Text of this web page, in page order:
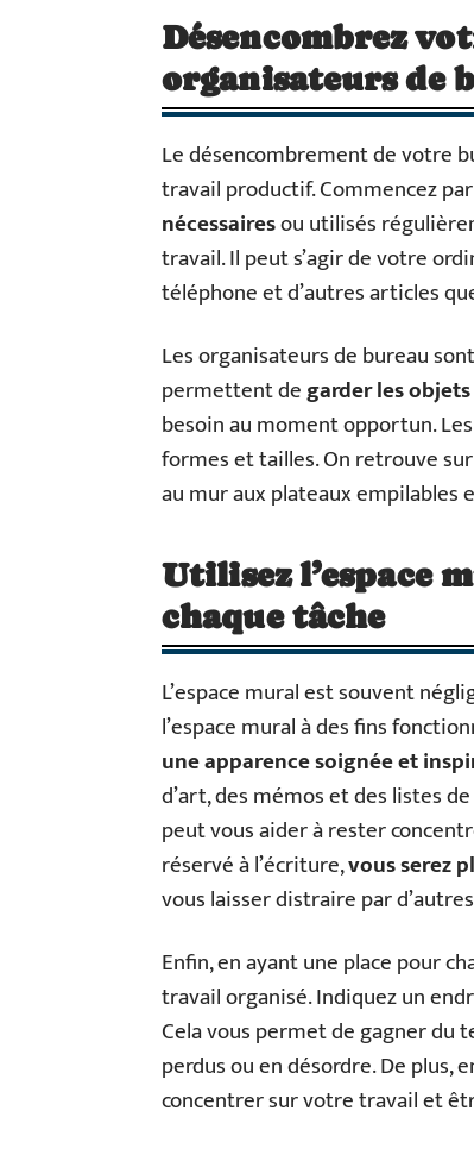
Désencombrez
organisateurs de
Le désencombrement de votre
travail productif. Commencez
nécessairesou utilisés
travail. Il peut s’agir de votre
téléphone et d’autres articles
Les organisateurs de bureau
permettent degarder les
besoin au moment opportun.
formes et tailles. On retrouve
au mur aux plateaux empilables
Utilisez l’espace
chaque tâche
L’espace mural est souvent
l’espace mural à des fins
une apparence soignée et
d’art, des mémos et des listes
peut vous aider à rester
réservé à l’écriture,vous serez
vous laisser distraire par
Enfin, en ayant une place pour
travail organisé. Indiquez un
Cela vous permet de gagner du
perdus ou en désordre. De plus,
concentrer sur votre travail et